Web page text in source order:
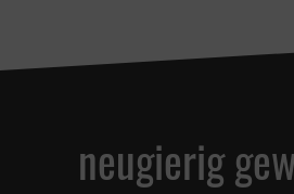
neugierig